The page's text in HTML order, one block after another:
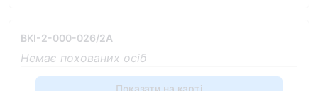
BKI-2-000-026/2A
Немає похованих осіб
Показати на карті